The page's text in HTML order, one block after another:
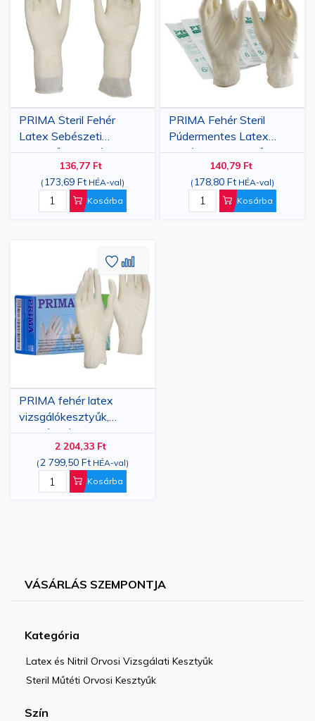
PRIMA Steril Fehér
Latex Sebészeti
Kesztyűk, Enyhén
Púderezett, 60–85
Méret, 1 Pár
136,77 Ft
( 173,69 Ft HÉA-val)
Kosárba
kívánságlistához
összehasonlításhoz
PRIMA Fehér Steril
Púdermentes Latex
Sebészeti Kesztyűk,
6,5-8,5 Méret, 1 Pár
140,79 Ft
( 178,80 Ft HÉA-val)
Kosárba
PRIMA fehér latex
vizsgálókesztyűk,
enyhén púderezett, S-XL
méretek, 100 darab
2 204,33 Ft
(2 799,50 Ft HÉA-val)
Kosárba
Hozzáadás
a
kívánságlistához
Hozzáadás
az
összehasonlításhoz
VÁSÁRLÁS SZEMPONTJA
Kategória
Latex és Nitril Orvosi Vizsgálati Kesztyűk
Steril Műtéti Orvosi Kesztyűk
Szín